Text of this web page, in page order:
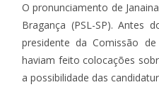
O pronunciamento de
Bragança (PSL-SP). Antes
presidente da Comissão
haviam feito colocações
a possibilidade das